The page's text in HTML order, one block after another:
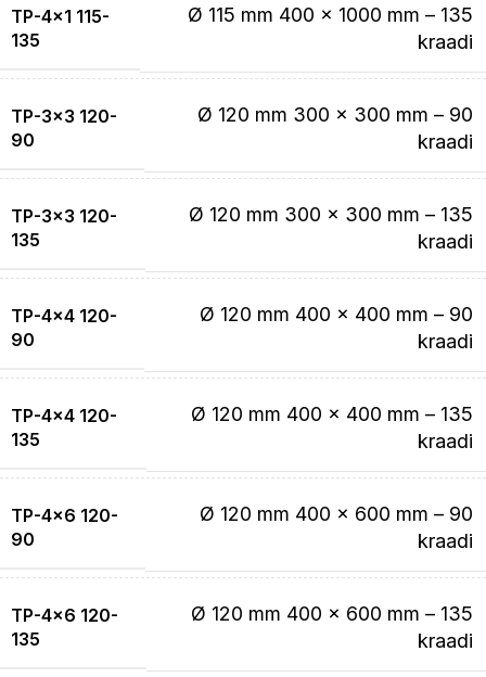
TP-4×1 115-
135
Ø 115 mm 400 x 1000 mm – 135
kraadi
TP-3×3 120-
90
Ø 120 mm 300 x 300 mm – 90
kraadi
TP-3×3 120-
135
Ø 120 mm 300 x 300 mm – 135
kraadi
TP-4×4 120-
90
Ø 120 mm 400 x 400 mm – 90
kraadi
TP-4×4 120-
135
Ø 120 mm 400 x 400 mm – 135
kraadi
TP-4×6 120-
90
Ø 120 mm 400 x 600 mm – 90
kraadi
TP-4×6 120-
135
Ø 120 mm 400 x 600 mm – 135
kraadi